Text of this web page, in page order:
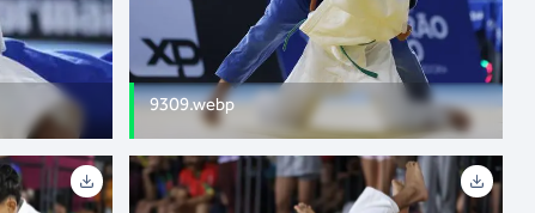
9309.webp